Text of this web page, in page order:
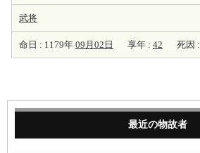
武将
命日 : 1179年 09月02日 享年 : 42 死因 :
最近の物故者